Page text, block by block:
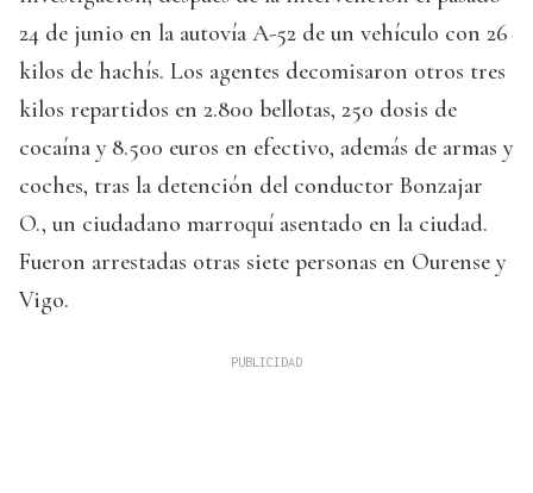
24 de junio en la autovía A-52 de un vehículo con 26
kilos de hachís. Los agentes decomisaron otros tres
kilos repartidos en 2.800 bellotas, 250 dosis de
cocaína y 8.500 euros en efectivo, además de armas y
coches, tras la detención del conductor Bonzajar
O., un ciudadano marroquí asentado en la ciudad.
Fueron arrestadas otras siete personas en Ourense y
Vigo.